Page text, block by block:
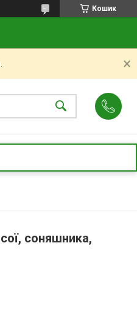
Кошик
соняшника,